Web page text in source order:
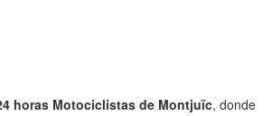
horas Motociclistas de Montjuïc, donde